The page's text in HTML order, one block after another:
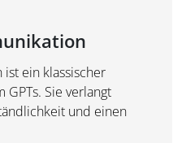
ein klassischer
Sie verlangt
und einen